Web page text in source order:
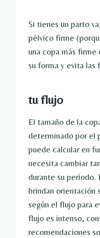
Si tienes un parto
pélvico firme
una copa más
su forma y evita las
tu flujo
El tamaño de la
determinado por el
puede calcular en
necesita cambiar
durante su período.
brindan orientación
según el flujo para
flujo es intenso,
recomendaciones